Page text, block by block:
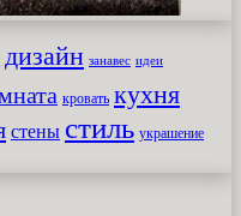
дизайн занавес идеи
кровать кухня
стены стиль украшение